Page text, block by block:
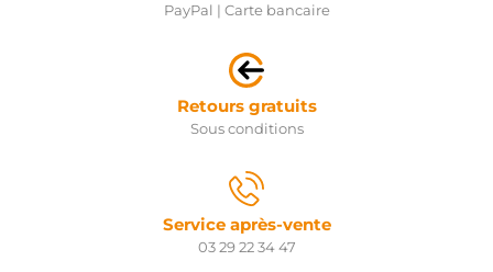
PayPal | Carte bancaire
Retours gratuits
Sous conditions
Service après-vente
03 29 22 34 47